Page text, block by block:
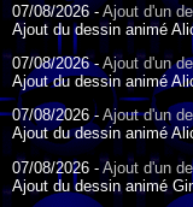
07/08/2026 -Ajout d'un
Ajout du dessin animé
07/08/2026 -Ajout d'un
Ajout du dessin animé
07/08/2026 - Ajout d'un
Ajout du dessin animé
07/08/2026 - Ajout d'un
Ajout du dessin animé